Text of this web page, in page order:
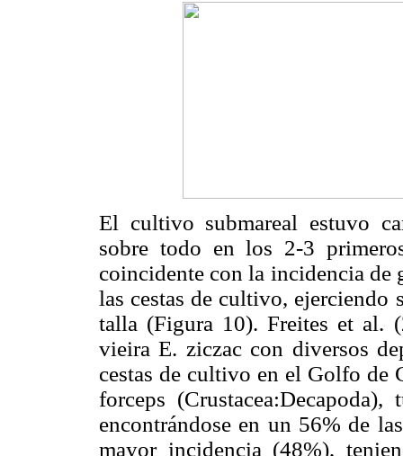
El cultivo submareal estuvo
sobre todo en los 2-3
coincidente con la incidencia de
las cestas de cultivo, ejerciendo
talla (Figura 10). Freites et al.
vieira E. ziczac con diversos
cestas de cultivo en el Golfo de
forceps
encontrándose en un 56% de
mayor incidencia (48%),